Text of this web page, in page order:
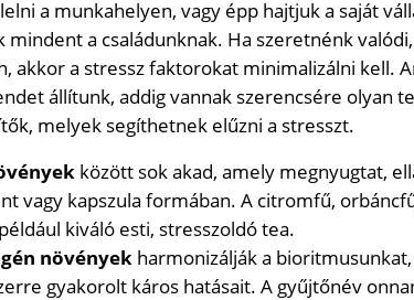
a munkahelyen, vagy épp hajtjuk a saját
a családunknak. Ha szeretnénk
akkor a stressz faktorokat minimalizálni kell.
állítunk, addig vannak szerencsére olyan
melyek segíthetnek elűzni a stresszt.
között sok akad, amely megnyugtat,
vagy kapszula formában. A citromfű,
kiváló esti, stresszoldó tea.
növények harmonizálják a
gyakorolt káros hatásait. A gyűjtőnév